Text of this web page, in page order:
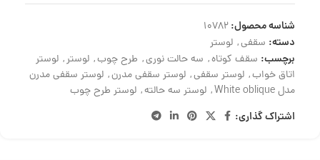
شناسه محصول:10782
دسته: سقفی, لوستر
برچسب: سقف کوتاه, سه حالت نوری, طرح چوب, لوستر, لوستر
اتاق خواب, لوستر سقفی, لوستر سقفی مدرن, لوستر سقفی مدرن
مدل White oblique
, لوستر سه حالته, لوستر طرح چوب
اشتراک گذاری: